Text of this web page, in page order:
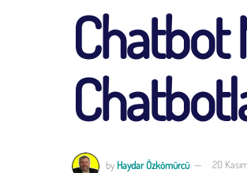
Chatbot
by Haydar Özkömürcü 20